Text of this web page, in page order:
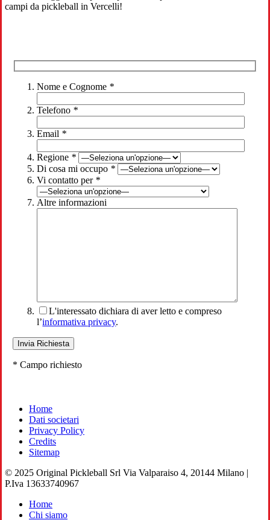
campi da pickleball in Vercelli!
Nome e Cognome *
Telefono *
Email *
Regione *
Di cosa mi occupo *
Vi contatto per *
Altre informazioni
L'interessato dichiara di aver letto e compreso
l’informativa privacy.
* Campo richiesto
Home
Dati societari
Privacy Policy
Credits
Sitemap
© 2025 Original Pickleball Srl Via Valparaiso 4, 20144 Milano |
P.Iva 13633740967
Close
Menu
Home
Chi siamo